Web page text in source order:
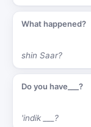
What happened?
shin Saar?
Do you have___?
'indik ___?